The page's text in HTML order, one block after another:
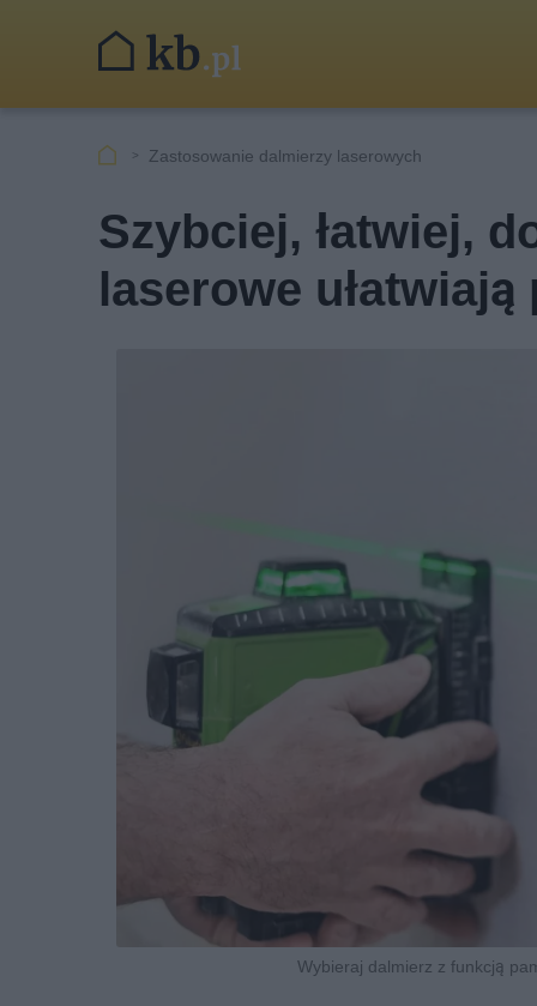
Zastosowanie dalmierzy laserowych
Szybciej, łatwiej,
laserowe
Wybieraj dalmierz z funkcją